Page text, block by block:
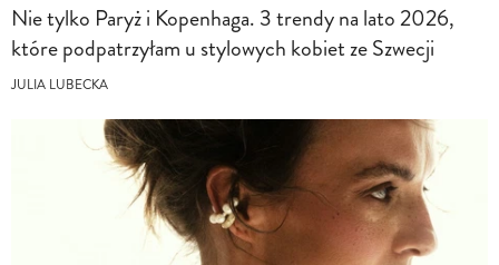
Nie tylko Paryż i Kopenhaga. 3 trendy na lato 2026,
które podpatrzyłam u stylowych kobiet ze Szwecji
JULIA LUBECKA